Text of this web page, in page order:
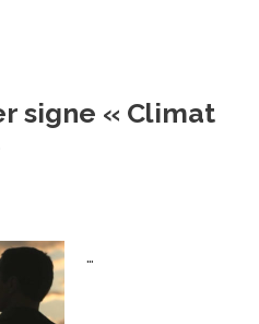
signe « Climat
…